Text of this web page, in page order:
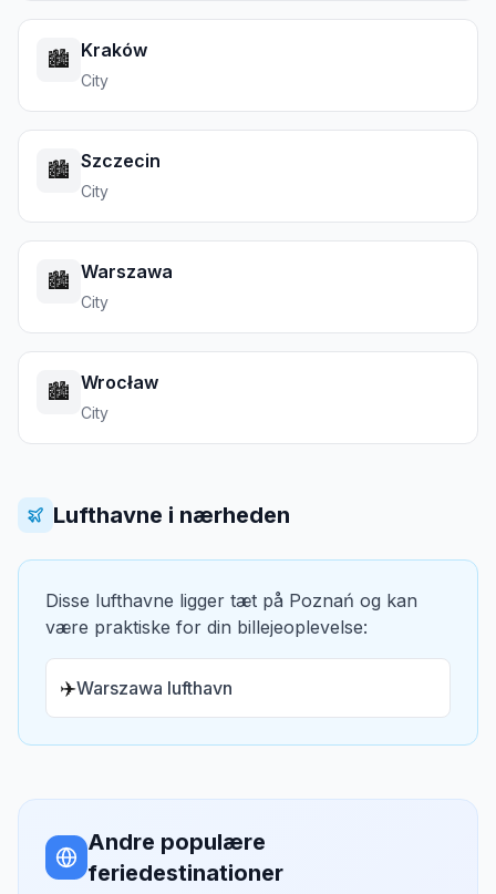
🏙️ Kraków
City
🏙️ Szczecin
City
🏙️ Warszawa
City
🏙️ Wrocław
City
Lufthavne i nærheden
Disse lufthavne ligger tæt på Poznań og kan
være praktiske for din billejeoplevelse:
✈️Warszawa lufthavn
Andre populære
feriedestinationer